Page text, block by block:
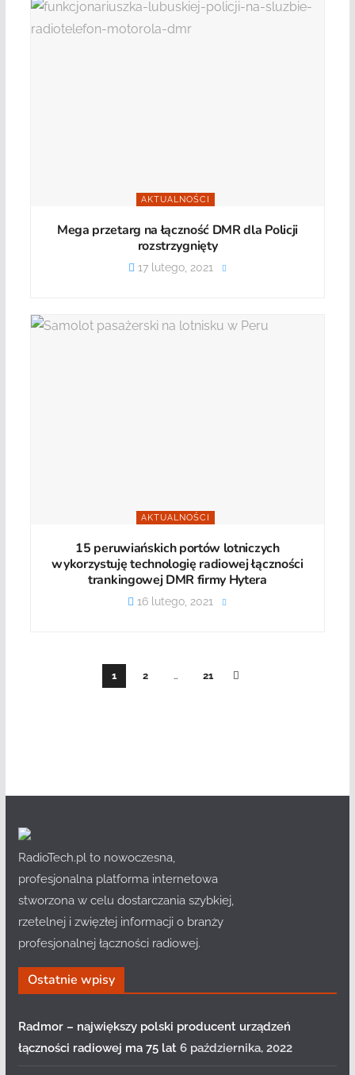
AKTUALNOŚCI
Mega przetarg na łączność DMR dla Policji
rozstrzygnięty
17 lutego, 2021
AKTUALNOŚCI
15 peruwiańskich portów lotniczych
wykorzystuję technologię radiowej łączności
trankingowej DMR firmy Hytera
16 lutego, 2021
1 2 … 21
RadioTech.pl to nowoczesna,
profesjonalna platforma internetowa
stworzona w celu dostarczania szybkiej,
rzetelnej i zwięzłej informacji o branży
profesjonalnej łączności radiowej.
Ostatnie wpisy
Radmor – największy polski producent urządzeń
łączności radiowej ma 75 lat 6 października, 2022